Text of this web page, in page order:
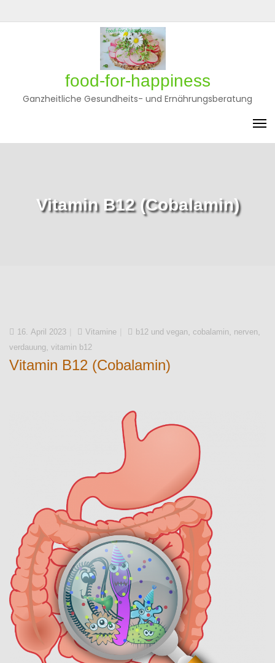
to
Privatsphäre-
Einstellungen
ändern
Historie
der
Privatsphäre-
Einstellungen
Einwilligungen
widerrufen
food-for-happiness
Ganzheitliche Gesundheits- und Ernährungsberatung
Vitamin B12 (Cobalamin)
16. April 2023 Vitamine b12 und vegan cobalamin nerven
verdauung vitamin b12
Vitamin B12 (Cobalamin)